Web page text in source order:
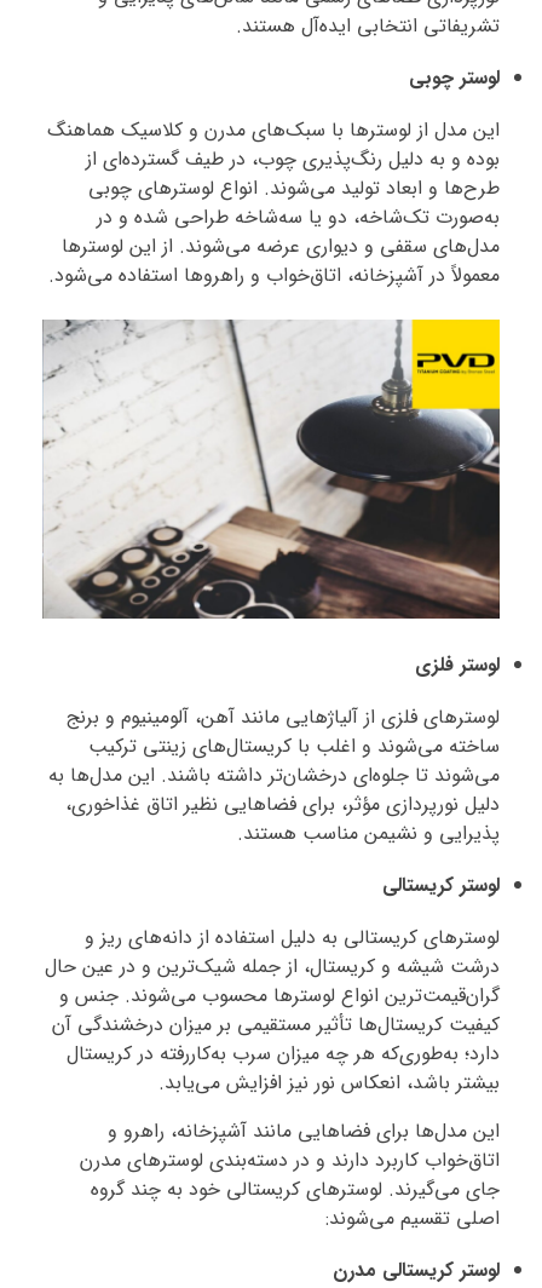
تشریفاتی انتخابی ایده‌آل هستند.
لوستر چوبی
این مدل از لوسترها با سبک‌های مدرن و کلاسیک هماهنگ
بوده و به دلیل رنگ‌پذیری چوب، در طیف گسترده‌ای از
طرح‌ها و ابعاد تولید می‌شوند. انواع لوسترهای چوبی
به‌صورت تک‌شاخه، دو یا سه‌شاخه طراحی شده و در
مدل‌های سقفی و دیواری عرضه می‌شوند. از این لوسترها
معمولاً در آشپزخانه، اتاق‌خواب و راهروها استفاده می‌شود.
لوستر فلزی
لوسترهای فلزی از آلیاژهایی مانند آهن، آلومینیوم و برنج
ساخته می‌شوند و اغلب با کریستال‌های زینتی ترکیب
می‌شوند تا جلوه‌ای درخشان‌تر داشته باشند. این مدل‌ها به
دلیل نورپردازی مؤثر، برای فضاهایی نظیر اتاق غذاخوری،
پذیرایی و نشیمن مناسب هستند.
لوستر کریستالی
لوسترهای کریستالی به دلیل استفاده از دانه‌های ریز و
درشت شیشه و کریستال، از جمله شیک‌ترین و در عین حال
گران‌قیمت‌ترین انواع لوسترها محسوب می‌شوند. جنس و
کیفیت کریستال‌ها تأثیر مستقیمی بر میزان درخشندگی آن
دارد؛ به‌طوری‌که هر چه میزان سرب به‌کاررفته در کریستال
بیشتر باشد، انعکاس نور نیز افزایش می‌یابد.
این مدل‌ها برای فضاهایی مانند آشپزخانه، راهرو و
اتاق‌خواب کاربرد دارند و در دسته‌بندی لوسترهای مدرن
جای می‌گیرند. لوسترهای کریستالی خود به چند گروه
اصلی تقسیم می‌شوند:
لوستر کریستالی مدرن